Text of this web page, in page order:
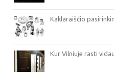
Kaklaraiščio
Kur Vilniuje rasti